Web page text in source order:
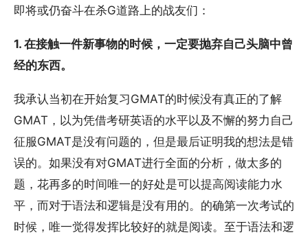
即将或仍奋斗在杀G道路上的战友们：
1. 在接触一件新事物的时候，一定要抛弃自己头脑中曾
经的东西。
我承认当初在开始复习GMAT的时候没有真正的了解
GMAT，以为凭借考研英语的水平以及不懈的努力自己
征服GMAT是没有问题的，但是最后证明我的想法是错
误的。如果没有对GMAT进行全面的分析，做太多的
题，花再多的时间唯一的好处是可以提高阅读能力水
平，而对于语法和逻辑是没有用的。的确第一次考试的
时候，唯一觉得发挥比较好的就是阅读。至于语法和逻